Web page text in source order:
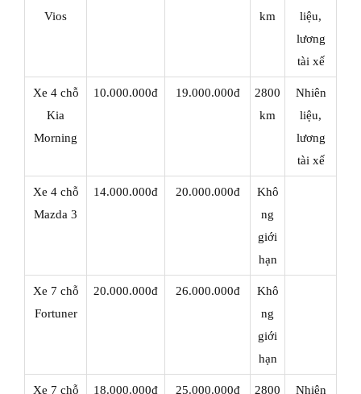
Vios
km
liệu,
lương
tài xế
Xe 4 chỗ
Kia
Morning
10.000.000đ 19.000.000đ
2800
km
Nhiên
liệu,
lương
tài xế
Xe 4 chỗ
Mazda 3
14.000.000đ 20.000.000đ
Khô
ng
giới
hạn
Xe 7 chỗ
Fortuner
20.000.000đ 26.000.000đ
Khô
ng
giới
hạn
Xe 7 chỗ 18.000.000đ 25.000.000đ 2800 Nhiên